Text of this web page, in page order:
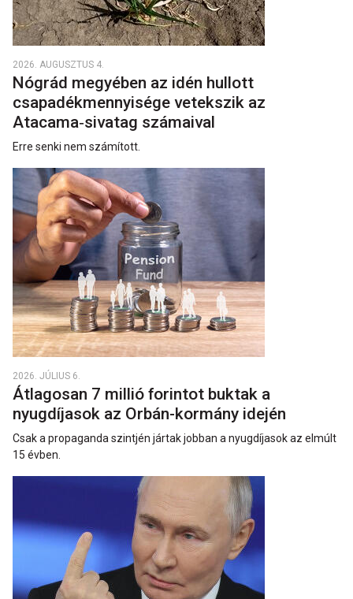
2026. AUGUSZTUS 4.
Nógrád megyében az idén hullott
csapadékmennyisége vetekszik az
Atacama‑sivatag számaival
Erre senki nem számított.
2026. JÚLIUS 6.
Átlagosan 7 millió forintot buktak a
nyugdíjasok az Orbán-kormány idején
Csak a propaganda szintjén jártak jobban a nyugdíjasok az elmúlt
15 évben.